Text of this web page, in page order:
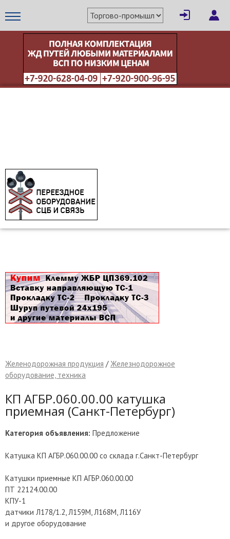
Желенодорожная продукция /Железнодорожное
оборудование, техника
КП АГБР.060.00.00 катушка
приемная (Санкт-Петербург)
Категория объявления: Предложение
Катушка КП АГБР.060.00.00 со склада г.Санкт-Петербург
Катушки приемные КП АГБР.060.00.00
ПТ 22124.00.00
КПУ-1
датчики Л178/1.2, Л159М, Л168М, Л116У
и другое оборудование
× Написать поставщику
Отмена